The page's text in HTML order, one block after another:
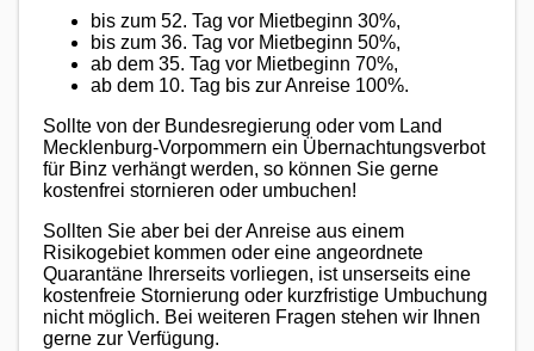
bis zum 52. Tag vor Mietbeginn 30%,
bis zum 36. Tag vor Mietbeginn 50%,
ab dem 35. Tag vor Mietbeginn 70%,
ab dem 10. Tag bis zur Anreise 100%.
Sollte von der Bundesregierung oder vom Land
Mecklenburg-Vorpommern ein Übernachtungsverbot
für Binz verhängt werden, so können Sie gerne
kostenfrei stornieren oder umbuchen!
Sollten Sie aber bei der Anreise aus einem
Risikogebiet kommen oder eine angeordnete
Quarantäne Ihrerseits vorliegen, ist unserseits eine
kostenfreie Stornierung oder kurzfristige Umbuchung
nicht möglich. Bei weiteren Fragen stehen wir Ihnen
gerne zur Verfügung.